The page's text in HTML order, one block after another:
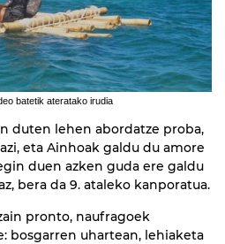
batetik ateratako irudia
duten lehen abordatze proba,
eta Ainhoak galdu du amore
duen azken guda ere galdu
bera da 9. ataleko kanporatua.
pronto, naufragoek
bosgarren uhartean, lehiaketa